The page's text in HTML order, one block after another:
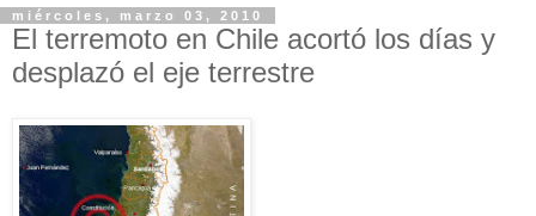
miércoles, marzo 03, 2010
El terremoto en Chile acortó los días y
desplazó el eje terrestre